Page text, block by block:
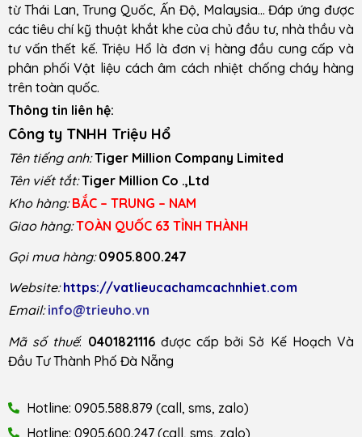
từ Thái Lan, Trung Quốc, Ấn Độ, Malaysia… Đáp ứng được
các tiêu chí kỹ thuật khắt khe của chủ đầu tư, nhà thầu và
tư vấn thết kế. Triệu Hổ là đơn vị hàng đầu cung cấp và
phân phối Vật liệu cách âm cách nhiệt chống cháy hàng
trên toàn quốc.
Thông tin liên hệ:
Công ty TNHH Triệu Hổ
Tên tiếng anh: Tiger Million Company Limited
Tên viết tắt: Tiger Million Co .,Ltd
Kho hàng: BẮC – TRUNG – NAM
Giao hàng: TOÀN QUỐC 63 TỈNH THÀNH
Gọi mua hàng: 0905.800.247
Website: https://vatlieucachamcachnhiet.com
Email: info@trieuho.vn
Mã số thuế: 0401821116được cấp bởi Sở Kế Hoạch Và
Đầu Tư Thành Phố Đà Nẵng
Hotline: 0905.588.879 (call, sms, zalo)
Hotline: 0905.600.247 (call, sms, zalo)